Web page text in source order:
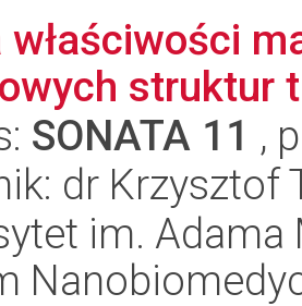
właściwości
struktur
SONATA 11 ,
dr Krzysztof
im.